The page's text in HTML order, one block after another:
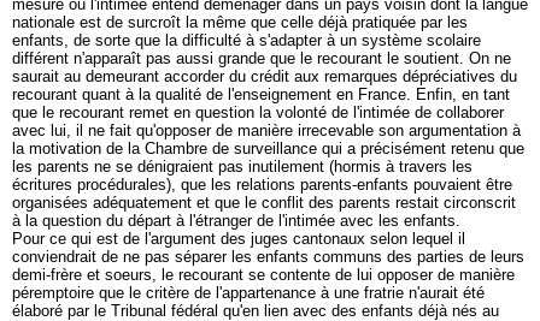
mesure où l'intimée entend déménager dans un pays voisin dont la langue
nationale est de surcroît la même que celle déjà pratiquée par les
enfants, de sorte que la difficulté à s'adapter à un système scolaire
différent n'apparaît pas aussi grande que le recourant le soutient. On ne
saurait au demeurant accorder du crédit aux remarques dépréciatives du
recourant quant à la qualité de l'enseignement en France. Enfin, en tant
que le recourant remet en question la volonté de l'intimée de collaborer
avec lui, il ne fait qu'opposer de manière irrecevable son argumentation à
la motivation de la Chambre de surveillance qui a précisément retenu que
les parents ne se dénigraient pas inutilement (hormis à travers les
écritures procédurales), que les relations parents-enfants pouvaient être
organisées adéquatement et que le conflit des parents restait circonscrit
à la question du départ à l'étranger de l'intimée avec les enfants.
Pour ce qui est de l'argument des juges cantonaux selon lequel il
conviendrait de ne pas séparer les enfants communs des parties de leurs
demi-frère et soeurs, le recourant se contente de lui opposer de manière
péremptoire que le critère de l'appartenance à une fratrie n'aurait été
élaboré par le Tribunal fédéral qu'en lien avec des enfants déjà nés au